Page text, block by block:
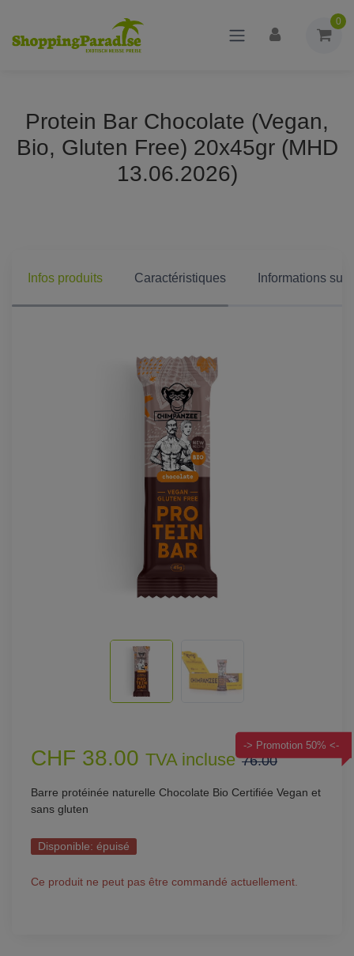
0
Protein Bar Chocolate (Vegan,
Bio, Gluten Free) 20x45gr (MHD
13.06.2026)
Infos produits Caractéristiques Informations
-> Promotion 50% <-
CHF 38.00 TVA incluse 76.00
Barre protéinée naturelle Chocolate Bio Certifiée Vegan et
sans gluten
Disponible: épuisé
Ce produit ne peut pas être commandé actuellement.